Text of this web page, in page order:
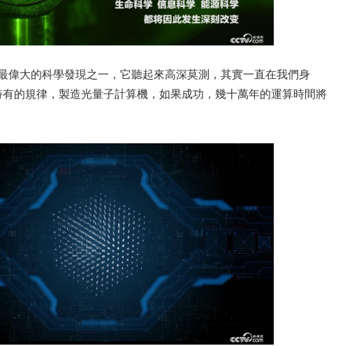
大的科學發現之一，它聽起來高深莫測，其實一直在我們身
的規律，製造光量子計算機，如果成功，幾十萬年的運算時間將